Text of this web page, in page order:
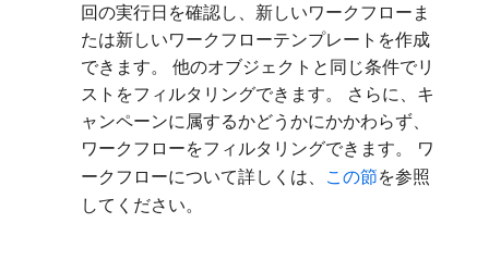
回の実行日を確認し、新しいワークフローま
たは新しいワークフローテンプレートを作成
できます。 他のオブジェクトと同じ条件でリ
ストをフィルタリングできます。 さらに、キ
ャンペーンに属するかどうかにかかわらず、
ワークフローをフィルタリングできます。 ワ
ークフローについて詳しくは、 この節を参照
してください。